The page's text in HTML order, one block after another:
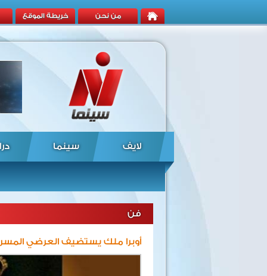
من نحن خريطة الموقع
لايف سينما
فن
أوبرا ملك يستضيف العرضي المسرحي «حب»